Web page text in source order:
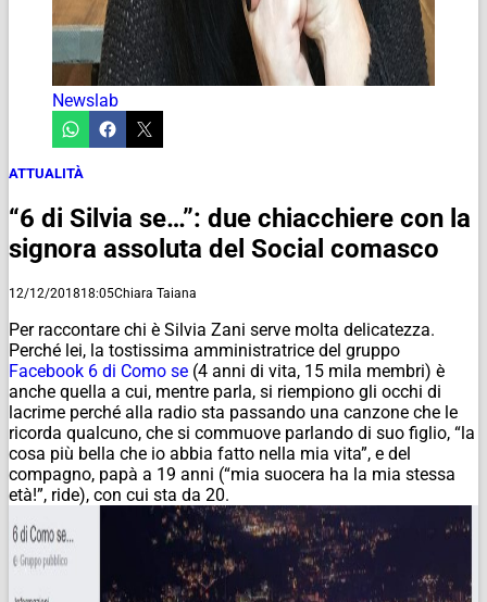
Newslab
ATTUALITÀ
“6 di Silvia se…”: due chiacchiere con la
signora assoluta del Social comasco
12/12/201818:05Chiara Taiana
Per raccontare chi è Silvia Zani serve molta delicatezza.
Perché lei, la tostissima amministratrice del gruppo
Facebook 6 di Como se (4 anni di vita, 15 mila membri) è
anche quella a cui, mentre parla, si riempiono gli occhi di
lacrime perché alla radio sta passando una canzone che le
ricorda qualcuno, che si commuove parlando di suo figlio, “la
cosa più bella che io abbia fatto nella mia vita”, e del
compagno, papà a 19 anni (“mia suocera ha la mia stessa
età!”, ride), con cui sta da 20.